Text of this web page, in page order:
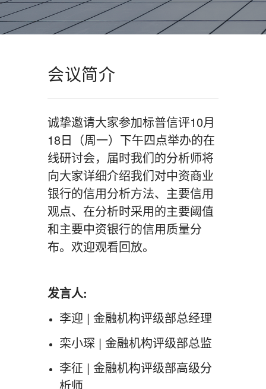
会议简介
诚挚邀请大家参加标普信评10月
18日（周一）下午四点举办的在
线研讨会，届时我们的分析师将
向大家详细介绍我们对中资商业
银行的信用分析方法、主要信用
观点、在分析时采用的主要阈值
和主要中资银行的信用质量分
布。欢迎观看回放。
发言人:
李迎 | 金融机构评级部总经理
栾小琛 | 金融机构评级部总监
李征 | 金融机构评级部高级分
析师